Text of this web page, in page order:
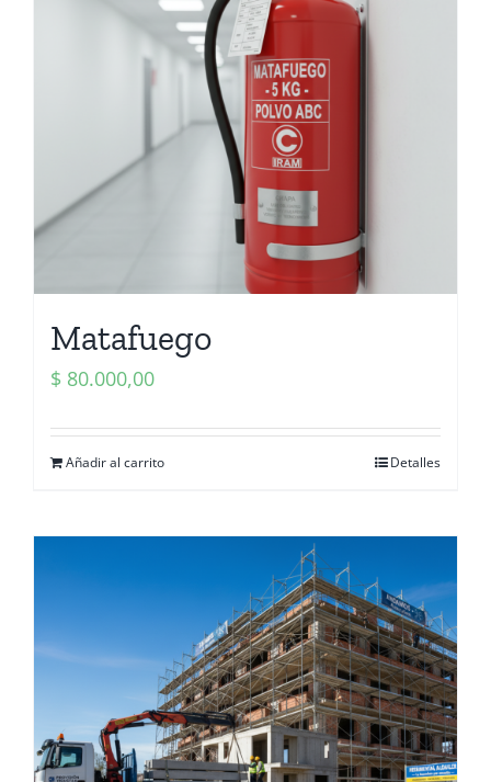
Matafuego
$ 80.000,00
Añadir al carrito Detalles